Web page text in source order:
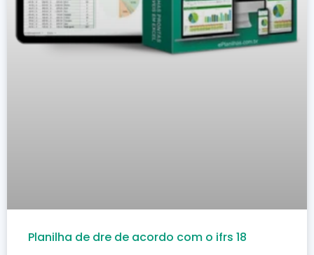
Planilha de dre de acordo com o ifrs 18